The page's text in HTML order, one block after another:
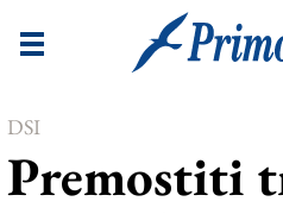
Novice
Goriška
Kultura
DSI
Premostiti